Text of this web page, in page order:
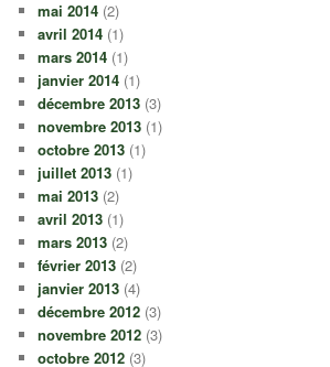
mai 2014 (2)
avril 2014 (1)
mars 2014 (1)
janvier 2014 (1)
décembre 2013 (3)
novembre 2013 (1)
octobre 2013 (1)
juillet 2013 (1)
mai 2013 (2)
avril 2013 (1)
mars 2013 (2)
février 2013 (2)
janvier 2013 (4)
décembre 2012 (3)
novembre 2012 (3)
octobre 2012 (3)